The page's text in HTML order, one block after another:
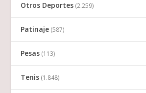
Otros Deportes (2.259)
Patinaje (587)
Pesas (113)
Tenis (1.848)